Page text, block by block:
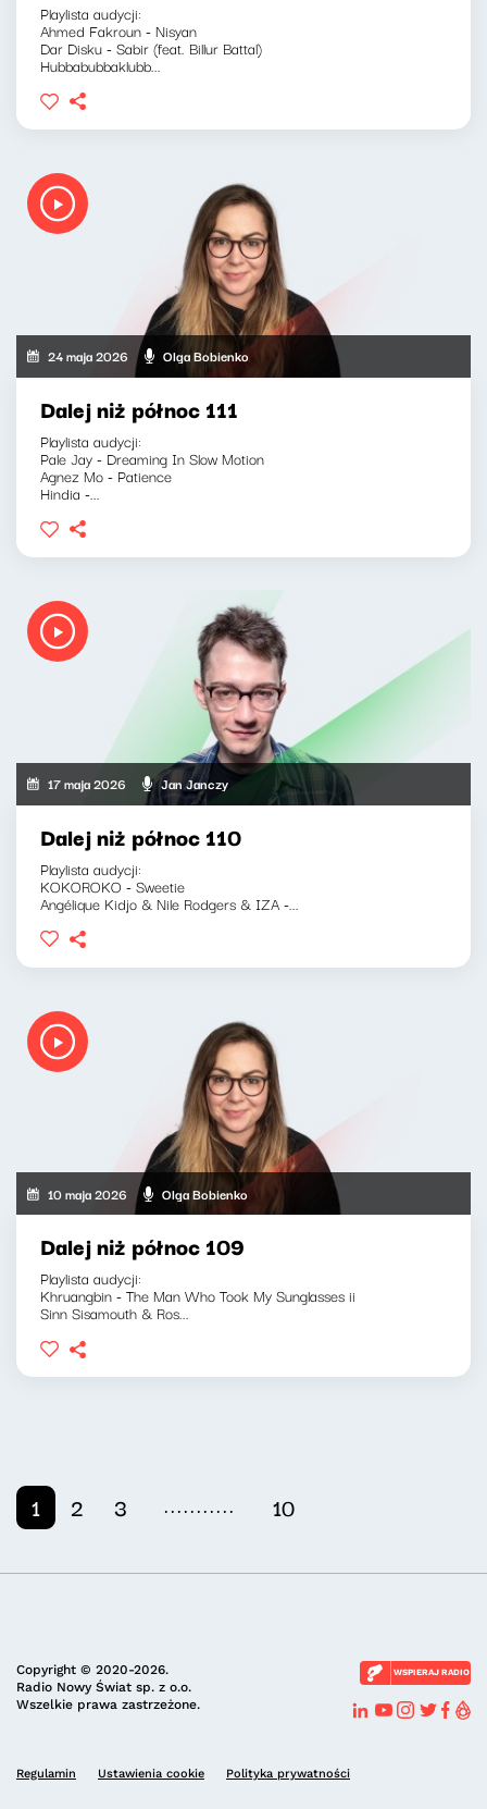
Playlista audycji:
Ahmed Fakroun - Nisyan
Dar Disku - Sabir (feat. Billur Battal)
Hubbabubbaklubb...
24 maja 2026 Olga Bobienko
Dalej niż północ 111
Playlista audycji:
Pale Jay - Dreaming In Slow Motion
Agnez Mo - Patience
Hindia -...
17 maja 2026 Jan Janczy
Dalej niż północ 110
Playlista audycji:
KOKOROKO - Sweetie
Angélique Kidjo & Nile Rodgers & IZA -...
10 maja 2026 Olga Bobienko
Dalej niż północ 109
Playlista audycji:
Khruangbin - The Man Who Took My Sunglasses ii
Sinn Sisamouth & Ros...
1 2 3 ........... 10
Copyright © 2020-2026.
Radio Nowy Świat sp. z o.o.
Wszelkie prawa zastrzeżone.
WSPIERAJ RADIO
Regulamin Ustawienia cookie Polityka prywatności